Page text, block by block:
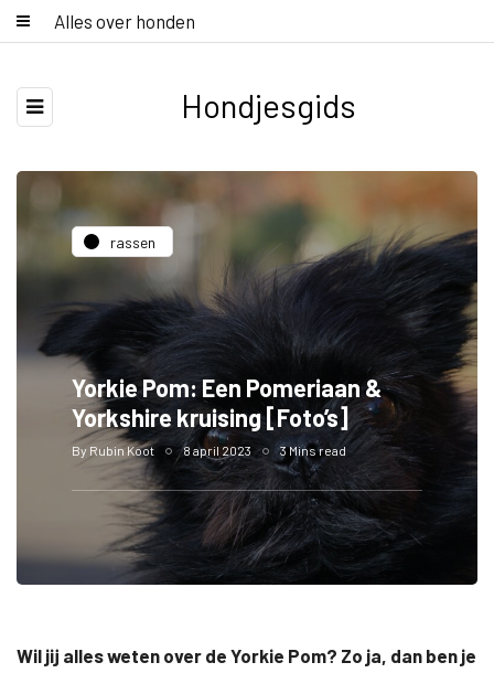
Alles over honden
Hondjesgids
rassen
Yorkie Pom: Een Pomeriaan &
Yorkshire kruising [Foto’s]
By Rubin Koot 8 april 2023 3 Mins read
Wil jij alles weten over de Yorkie Pom? Zo ja, dan ben je